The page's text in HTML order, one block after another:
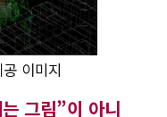
이미지
그림”이 아니